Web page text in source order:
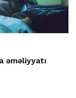
əməliyyatı